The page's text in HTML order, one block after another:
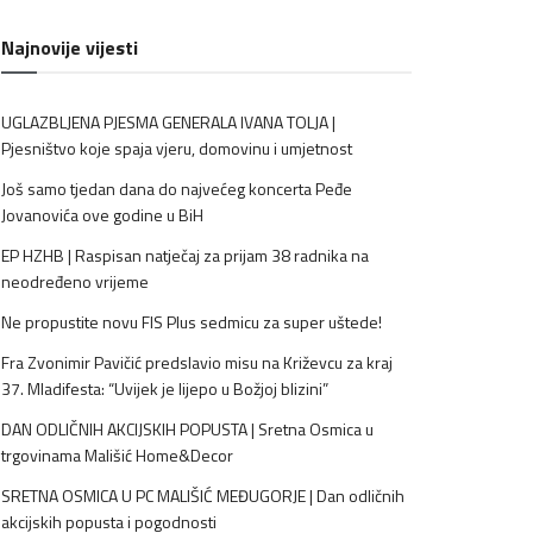
Najnovije vijesti
UGLAZBLJENA PJESMA GENERALA IVANA TOLJA |
Pjesništvo koje spaja vjeru, domovinu i umjetnost
Još samo tjedan dana do najvećeg koncerta Peđe
Jovanovića ove godine u BiH
EP HZHB | Raspisan natječaj za prijam 38 radnika na
neodređeno vrijeme
Ne propustite novu FIS Plus sedmicu za super uštede!
Fra Zvonimir Pavičić predslavio misu na Križevcu za kraj
37. Mladifesta: “Uvijek je lijepo u Božjoj blizini”
DAN ODLIČNIH AKCIJSKIH POPUSTA | Sretna Osmica u
trgovinama Mališić Home&Decor
SRETNA OSMICA U PC MALIŠIĆ MEĐUGORJE | Dan odličnih
akcijskih popusta i pogodnosti